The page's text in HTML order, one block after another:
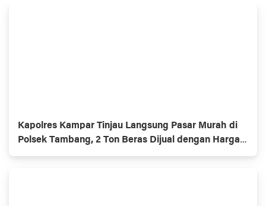
Kapolres Kampar Tinjau Langsung Pasar Murah di
Polsek Tambang, 2 Ton Beras Dijual dengan Harga
Terjangkau